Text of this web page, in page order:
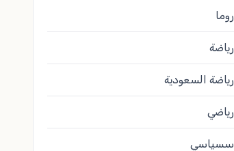
روما
رياضة
رياضة السعودية
رياضي
سسياسي